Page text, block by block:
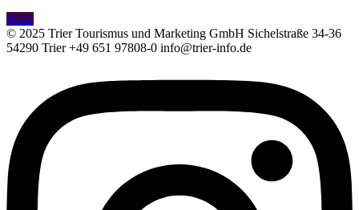
Mehr
© 2025 Trier Tourismus und Marketing GmbH Sichelstraße 34-36
54290 Trier +49 651 97808-0 info@trier-info.de